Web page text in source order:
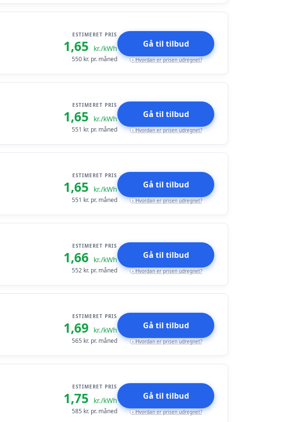
ESTIMERET PRIS
1,65 kr./kWh
550 kr. pr. måned
Gå til tilbud
i Hvordan er prisen udregnet?
ESTIMERET PRIS
1,65 kr./kWh
551 kr. pr. måned
Gå til tilbud
i Hvordan er prisen udregnet?
ESTIMERET PRIS
1,65 kr./kWh
551 kr. pr. måned
Gå til tilbud
i Hvordan er prisen udregnet?
ESTIMERET PRIS
1,66 kr./kWh
552 kr. pr. måned
Gå til tilbud
i Hvordan er prisen udregnet?
ESTIMERET PRIS
1,69 kr./kWh
565 kr. pr. måned
Gå til tilbud
i Hvordan er prisen udregnet?
ESTIMERET PRIS
1,75 kr./kWh
585 kr. pr. måned
Gå til tilbud
i Hvordan er prisen udregnet?